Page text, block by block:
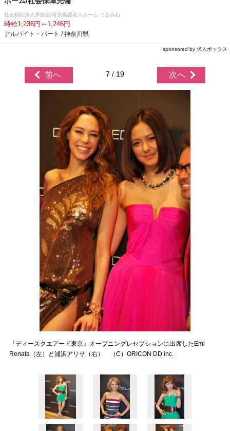
社会福祉法人茅徳会/特別養護老人ホーム つるみね
時給1,236円～1,246円
アルバイト・パート / 神奈川県
sponsored by 求人ボックス
前へ 7 / 19 次へ
『ディースクエアード東京』オープニングレセプションに出席したEmi
Renata（左）と浦浜アリサ（右） （C）ORICON DD inc.